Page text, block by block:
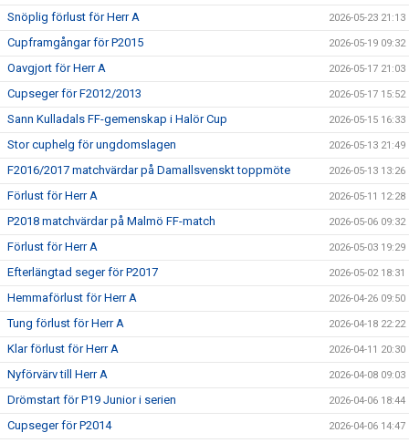
Snöplig förlust för Herr A 2026-05-23 21:13
Cupframgångar för P2015 2026-05-19 09:32
Oavgjort för Herr A 2026-05-17 21:03
Cupseger för F2012/2013 2026-05-17 15:52
Sann Kulladals FF-gemenskap i Halör Cup 2026-05-15 16:33
Stor cuphelg för ungdomslagen 2026-05-13 21:49
F2016/2017 matchvärdar på Damallsvenskt toppmöte 2026-05-13 13:26
Förlust för Herr A 2026-05-11 12:28
P2018 matchvärdar på Malmö FF-match 2026-05-06 09:32
Förlust för Herr A 2026-05-03 19:29
Efterlängtad seger för P2017 2026-05-02 18:31
Hemmaförlust för Herr A 2026-04-26 09:50
Tung förlust för Herr A 2026-04-18 22:22
Klar förlust för Herr A 2026-04-11 20:30
Nyförvärv till Herr A 2026-04-08 09:03
Drömstart för P19 Junior i serien 2026-04-06 18:44
Cupseger för P2014 2026-04-06 14:47